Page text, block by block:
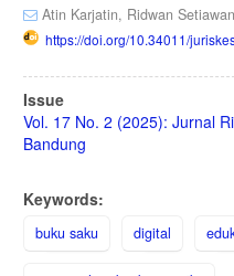
Atin Karjatin, Ridwan
https://doi.org/10.34011/
Article
Sidebar
Issue
Vol. 17 No. 2 (2025): Jurnal
Bandung
Keywords:
buku saku digital